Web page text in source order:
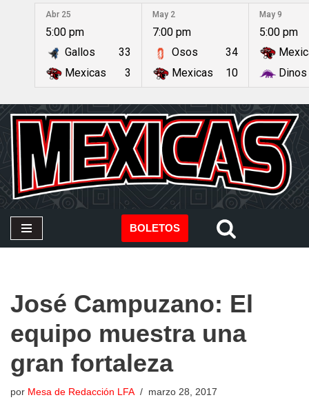
contenido
Abr 25
5:00 pm
Gallos
33
Mexicas
3
May 2
7:00 pm
Osos
34
Mexicas
10
May 9
5:00 pm
Dinos
BOLETOS
José Campuzano: El
equipo muestra una
gran fortaleza
por Mesa de Redacción LFA marzo 28, 2017